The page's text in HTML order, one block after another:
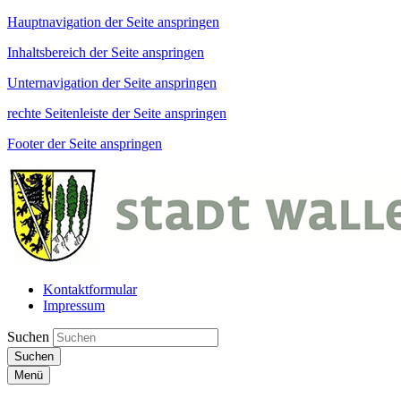
Hauptnavigation der Seite anspringen
Inhaltsbereich der Seite anspringen
Unternavigation der Seite anspringen
rechte Seitenleiste der Seite anspringen
Footer der Seite anspringen
Kontaktformular
Impressum
Suchen
Suchen
Menü